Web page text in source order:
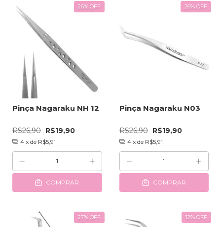
26% OFF
Pinça Nagaraku NH 12
R$26,90 R$19,90
4 x de R$5,91
COMPRAR
26% OFF
Pinça Nagaraku N03
R$26,90 R$19,90
4 x de R$5,91
COMPRAR
27% OFF 12% OFF